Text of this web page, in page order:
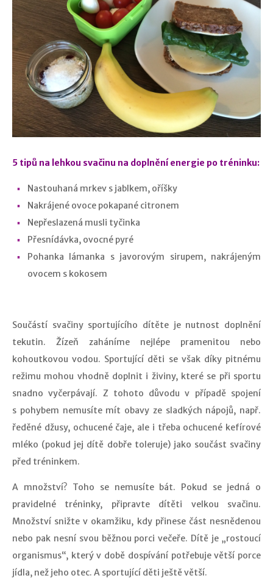
5 tipů na lehkou svačinu na doplnění energie po tréninku:
Nastouhaná mrkev s jablkem, oříšky
Nakrájené ovoce pokapané citronem
Nepřeslazená musli tyčinka
Přesnídávka, ovocné pyré
Pohanka lámanka s javorovým sirupem, nakrájeným
ovocem s kokosem
Součástí svačiny sportujícího dítěte je nutnost doplnění
tekutin. Žízeň zaháníme nejlépe pramenitou nebo
kohoutkovou vodou. Sportující děti se však díky pitnému
režimu mohou vhodně doplnit i živiny, které se při sportu
snadno vyčerpávají. Z tohoto důvodu v případě spojení
s pohybem nemusíte mít obavy ze sladkých nápojů, např.
ředěné džusy, ochucené čaje, ale i třeba ochucené kefírové
mléko (pokud jej dítě dobře toleruje) jako součást svačiny
před tréninkem.
A množství? Toho se nemusíte bát. Pokud se jedná o
pravidelné tréninky, připravte dítěti velkou svačinu.
Množství snižte v okamžiku, kdy přinese část nesnědenou
nebo pak nesní svou běžnou porci večeře. Dítě je „rostoucí
organismus“, který v době dospívání potřebuje větší porce
jídla, než jeho otec. A sportující děti ještě větší.